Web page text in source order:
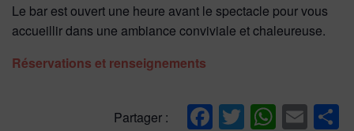
Le bar est ouvert une heure avant le spectacle pour vous
accueillir dans une ambiance conviviale et chaleureuse.
Réservations et renseignements
Partager : Facebook
Twitter